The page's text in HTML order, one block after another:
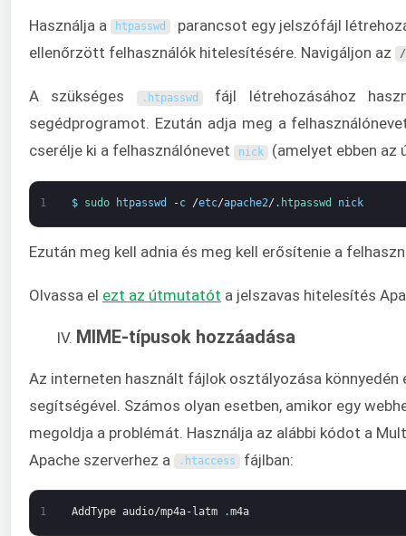
Használja a htpasswd parancsot egy jelszófájl
ellenőrzött felhasználók hitelesítésére. Navigáljon az
/
A szükséges . htpasswd fájl létrehozásához
segédprogramot. Ezután adja meg a
cserélje ki a felhasználónevet
nick (amelyet ebben az
1 $ sudo htpasswd -c /etc/apache2/ . htpasswd nick
Ezután meg kell adnia és meg kell erősítenie a
Olvassa el ezt az útmutatót a jelszavas hitelesítés
MIME-típusok hozzáadása
Az interneten használt fájlok osztályozása könnyedén
segítségével. Számos olyan esetben, amikor egy
megoldja a problémát. Használja az alábbi kódot a
Apache szerverhez a
. htaccess fájlban:
1 AddType audio/mp4a-latm .m4a